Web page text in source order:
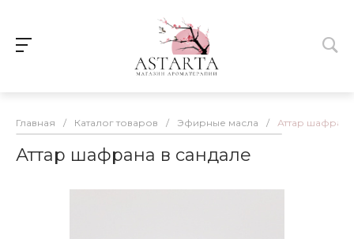
Главная / Каталог товаров / Эфирные масла / Аттар
Аттар шафрана в сандале